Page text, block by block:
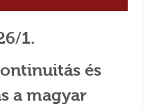
1.
és
a magyar